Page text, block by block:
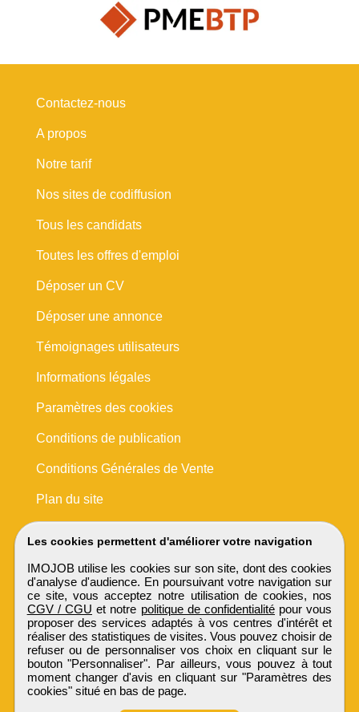
Les cookies permettent d'améliorer votre navigation
IMOJOB utilise les cookies sur son site, dont des cookies
d'analyse d'audience. En poursuivant votre navigation sur
ce site, vous acceptez notre utilisation de cookies, nos
CGV / CGU et notre politique de confidentialité pour vous
proposer des services adaptés à vos centres d'intérêt et
réaliser des statistiques de visites. Vous pouvez choisir de
refuser ou de personnaliser vos choix en cliquant sur le
bouton "Personnaliser". Par ailleurs, vous pouvez à tout
moment changer d'avis en cliquant sur "Paramètres des
cookies" situé en bas de page.
Contactez-nous
A propos
Notre tarif
Nos sites de codiffusion
Tous les candidats
Toutes les offres d'emploi
Déposer un CV
Déposer une annonce
Témoignages utilisateurs
Informations légales
Paramètres des cookies
Conditions de publication
Conditions Générales de Vente
Plan du site